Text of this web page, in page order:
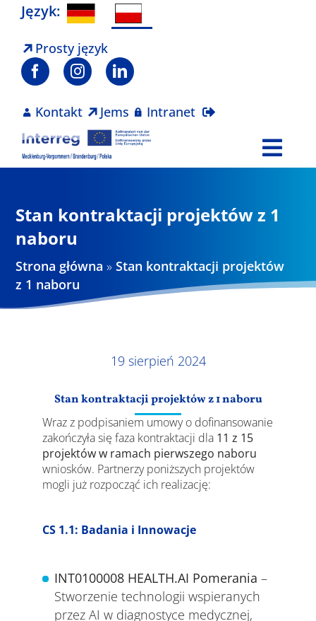
Skip
content
Język:
Prosty język
Kontakt Jems Intranet
Projekty
Aktualności
Stan kontraktacji projektów z 1
naboru
Strona główna »Stan kontraktacji projektów
z 1 naboru
19 sierpień 2024
Stan kontraktacji projektów z 1 naboru
Wraz z podpisaniem umowy o dofinansowanie
zakończyła się faza kontraktacji dla 11 z 15
projektów w ramach pierwszego naboru
wniosków. Partnerzy poniższych projektów
mogli już rozpocząć ich realizację:
CS 1.1: Badania i Innowacje
INT0100008 HEALTH.AI Pomerania –
Stworzenie technologii wspieranych
przez AI w diagnostyce medycznej,